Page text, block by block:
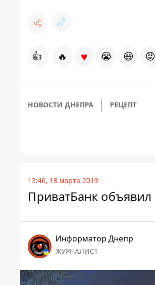
👍 🔥 ♥ 😭 😆 😡
НОВОСТИ ДНЕПРА РЕЦЕПТ
13:46, 18 марта 2019
ПриватБанк
Информатор Днепр
ЖУРНАЛИСТ